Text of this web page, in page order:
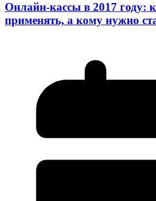
Онлайн-кассы в 2017 году:
применять, а кому нужно